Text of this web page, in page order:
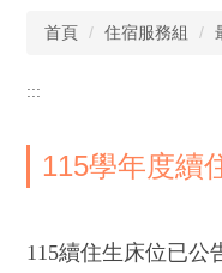
首頁 住宿服務組
:::
115學年度續
115續住生床位已公